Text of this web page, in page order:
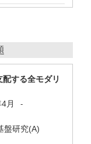
配する全モダリ
月 -
盤研究(A)